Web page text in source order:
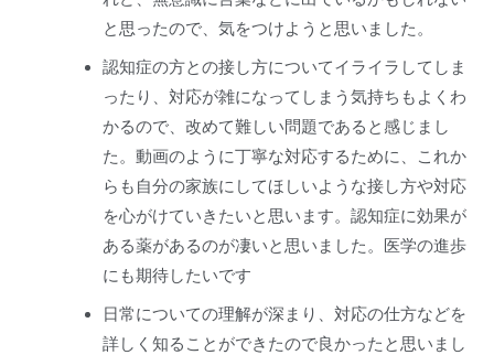
と思ったので、気をつけようと思いました。
認知症の方との接し方についてイライラしてしま
ったり、対応が雑になってしまう気持ちもよくわ
かるので、改めて難しい問題であると感じまし
た。動画のように丁寧な対応するために、これか
らも自分の家族にしてほしいような接し方や対応
を心がけていきたいと思います。認知症に効果が
ある薬があるのが凄いと思いました。医学の進歩
にも期待したいです
日常についての理解が深まり、対応の仕方などを
詳しく知ることができたので良かったと思いまし